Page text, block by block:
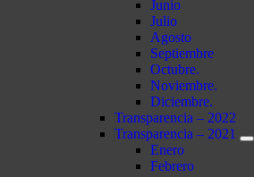
Junio
Julio
Agosto
Septiembre
Octubre.
Noviembre.
Diciembre.
Transparencia – 2022
Transparencia – 2021
Enero
Febrero